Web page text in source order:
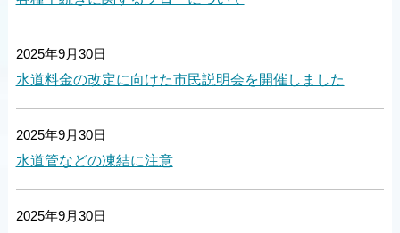
2025年9月30日
水道料金の改定に向けた市民説明会を開催しました
2025年9月30日
水道管などの凍結に注意
2025年9月30日